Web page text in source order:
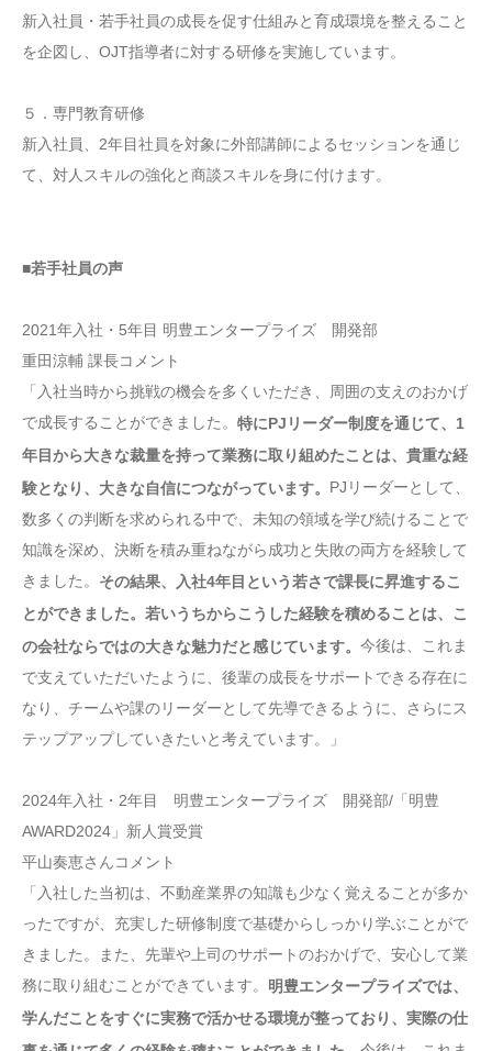
新入社員・若手社員の成長を促す仕組みと育成環境を整えること
を企図し、OJT指導者に対する研修を実施しています。
５．専門教育研修
新入社員、2年目社員を対象に外部講師によるセッションを通じ
て、対人スキルの強化と商談スキルを身に付けます。
■若手社員の声
2021年入社・5年目 明豊エンタープライズ 開発部
重田涼輔 課長コメント
「入社当時から挑戦の機会を多くいただき、周囲の支えのおかげ
で成長することができました。 特にPJリーダー制度を通じて、1
年目から大きな裁量を持って業務に取り組めたことは、貴重な経
験となり、大きな自信につながっています。 PJリーダーとして、
数多くの判断を求められる中で、未知の領域を学び続けることで
知識を深め、決断を積み重ねながら成功と失敗の両方を経験して
きました。 その結果、入社4年目という若さで課長に昇進するこ
とができました。若いうちからこうした経験を積めることは、こ
の会社ならではの大きな魅力だと感じています。 今後は、これま
で支えていただいたように、後輩の成長をサポートできる存在に
なり、チームや課のリーダーとして先導できるように、さらにス
テップアップしていきたいと考えています。」
2024年入社・2年目 明豊エンタープライズ 開発部/「明豊
AWARD2024」新人賞受賞
平山奏恵さんコメント
「入社した当初は、不動産業界の知識も少なく覚えることが多か
ったですが、充実した研修制度で基礎からしっかり学ぶことがで
きました。また、先輩や上司のサポートのおかげで、安心して業
務に取り組むことができています。 明豊エンタープライズでは、
学んだことをすぐに実務で活かせる環境が整っており、実際の仕